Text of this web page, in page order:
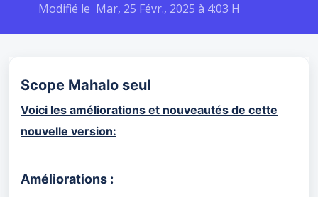
Modifié le Mar, 25 Févr., 2025 à 4:03 H
Scope Mahalo seul
Voici les améliorations et nouveautés de cette
nouvelle version:
Améliorations :